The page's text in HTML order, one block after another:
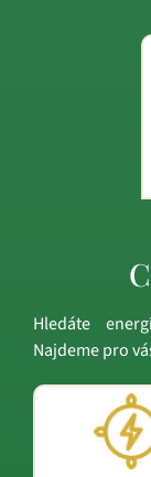
Hledáte
Najdeme pro